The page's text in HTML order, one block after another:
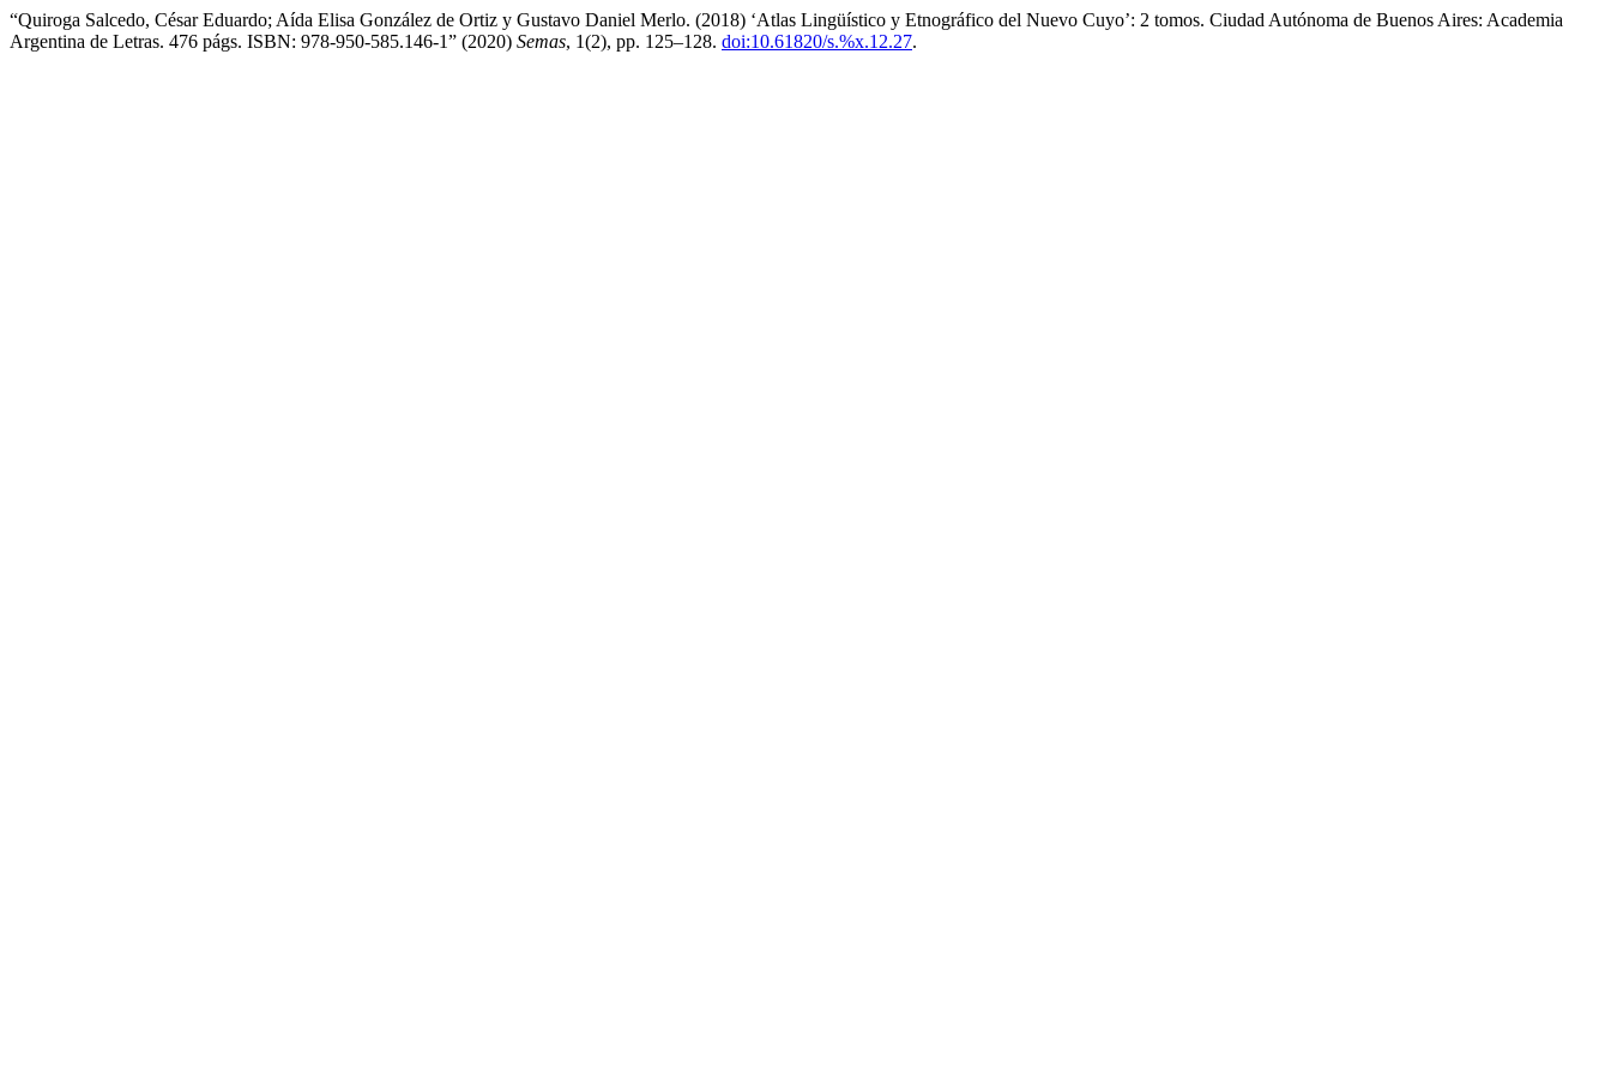
“Quiroga Salcedo, César Eduardo; Aída Elisa González de Ortiz y Gustavo Daniel Merlo. (2018) ‘Atlas Lingüístico y Etnográfico del Nuevo Cuyo’: 2 tomos. Ciudad Autónoma de Buenos Aires: Academia
Argentina de Letras. 476 págs. ISBN: 978-950-585.146-1” (2020) Semas, 1(2), pp. 125–128. doi:10.61820/s.%x.12.27.